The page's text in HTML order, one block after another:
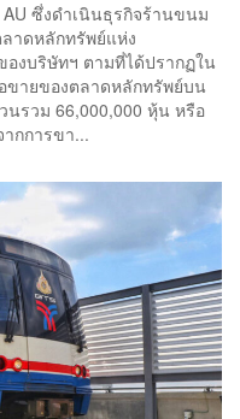
ซึ่งดำเนินธุรกิจร้านขนม
าดหลักทรัพย์แห่ง
งบริษัทฯ ตามที่ได้ปรากฏใน
ขายของตลาดหลักทรัพย์บน
นรวม 66,000,000 หุ้น หรือ
กการขา...